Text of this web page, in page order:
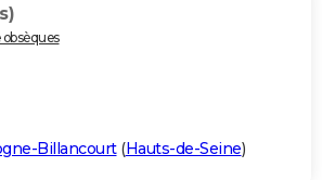
Billancourt(Hauts-de-Seine)